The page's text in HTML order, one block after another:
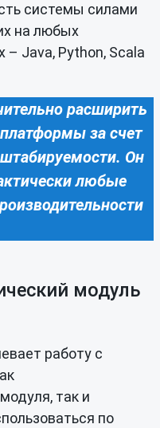
системы силами
на любых
– Java, Python, Scala
расширить
за счет
Он
любые
модуль
работу с
так и
по